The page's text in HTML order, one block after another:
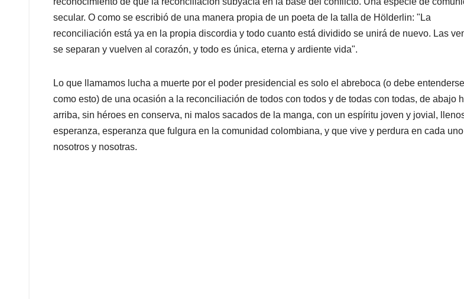
secular. O como se escribió de una manera propia de un poeta de la talla de Hölderlin: "La
reconciliación está ya en la propia discordia y todo cuanto está dividido se unirá de nuevo. Las
se separan y vuelven al corazón, y todo es única, eterna y ardiente vida".
Lo que llamamos lucha a muerte por el poder presidencial es solo el abreboca (o debe entenderse
como esto) de una ocasión a la reconciliación de todos con todos y de todas con todas, de abajo
arriba, sin héroes en conserva, ni malos sacados de la manga, con un espíritu joven y jovial,
esperanza, esperanza que fulgura en la comunidad colombiana, y que vive y perdura en cada
nosotros y nosotras.